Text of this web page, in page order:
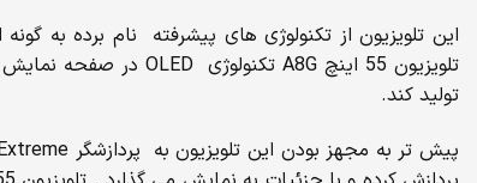
تولید کند.